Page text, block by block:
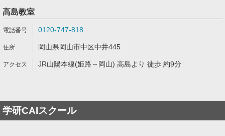
高島教室
0120-747-818
岡山県岡山市中区中井445
JR山陽本線(姫路～岡山) 高島より 徒歩 約9分
学研CAIスクール